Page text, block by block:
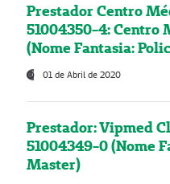
Prestador Centro
51004350-4: Centro
(Nome Fantasia:
01 de Abril de 2020
Prestador: Vipmed
51004349-0 (Nome
Master)